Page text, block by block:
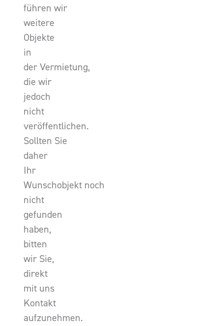
führen wir
weitere
Objekte
in
der Vermietung,
die wir
jedoch
nicht
veröffentlichen.
Sollten Sie
daher
Ihr
Wunschobjekt noch
nicht
gefunden
haben,
bitten
wir Sie,
direkt
mit uns
Kontakt
aufzunehmen.